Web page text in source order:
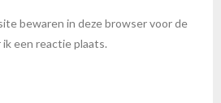
bewaren in deze browser voor de
een reactie plaats.